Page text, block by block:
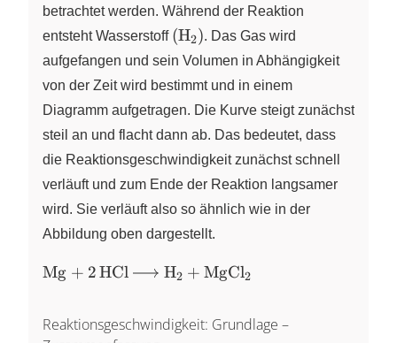
betrachtet werden. Während der Reaktion
entsteht Wasserstoff (\ce{H2})
(HX
2). Das Gas wird
aufgefangen und sein Volumen in Abhängigkeit
von der Zeit wird bestimmt und in einem
Diagramm aufgetragen. Die Kurve steigt zunächst
steil an und flacht dann ab. Das bedeutet, dass
die Reaktionsgeschwindigkeit zunächst schnell
verläuft und zum Ende der Reaktion langsamer
wird. Sie verläuft also so ähnlich wie in der
Abbildung oben dargestellt.
\ce{Mg
+
Mg + 2HCl HX
2 + MgClX
2
Reaktionsgeschwindigkeit: Grundlage –